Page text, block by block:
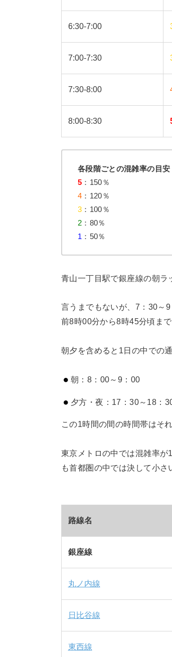
6:30-7:00
7:00-7:30
7:30-8:00
8:00-8:30
各段階ごとの混雑率の目安
5 ：150％
4 ：120％
3 ：100％
2 ：80％
1 ：50％
青山一丁目駅で銀座線の朝ラ
言うまでもないが、7：30～
前8時00分から8時45分頃ま
朝夕を含めると1日の中での
朝：8：00～9：00
夕方・夜：17：30～18：
この1時間の間の時間帯はそ
東京メトロの中では混雑率
も首都圏の中では決して小さ
路線名
銀座線
丸ノ内線
日比谷線
東西線